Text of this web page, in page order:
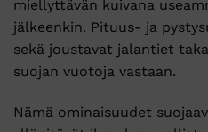
miellyttävän kuivana
jälkeenkin. Pituus- ja
sekä joustavat jalantiet
suojan vuotoja vastaan.
Nämä ominaisuudet